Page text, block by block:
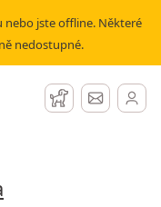
nebo jste offline. Některé
nedostupné.
Hlídací pes
Zprávy
v mapě